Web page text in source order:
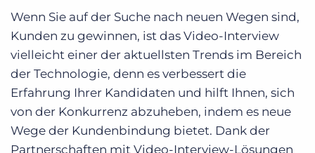
Wenn Sie auf der Suche nach neuen Wegen sind,
Kunden zu gewinnen, ist das Video-Interview
vielleicht einer der aktuellsten Trends im Bereich
der Technologie, denn es verbessert die
Erfahrung Ihrer Kandidaten und hilft Ihnen, sich
von der Konkurrenz abzuheben, indem es neue
Wege der Kundenbindung bietet. Dank der
Partnerschaften mit Video-Interview-Lösungen